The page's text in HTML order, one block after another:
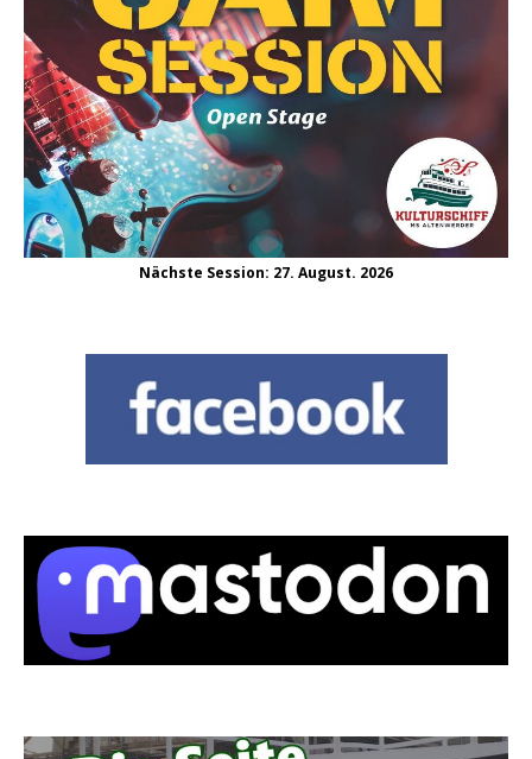
Nächste Session: 27. August. 2026